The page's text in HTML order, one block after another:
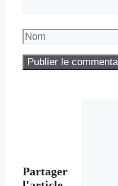
Nom
Partager